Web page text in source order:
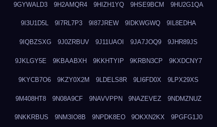
9GYWALD3 9H2AMQR4 9HIZH1YQ 9HSE9BCM 9HU2G1QA
9I3U1D5L 9I7RL7P3 9I87JREW 9IDKWGWQ 9IL8EDHA
9IQBZSXG 9J0ZRBUV 9J11UAOI 9JA7JOQ9 9JHR89JS
9JKLGY5E 9KBAABXH 9KKHTYIP 9KRBN3CP 9KXDCNY7
9KYCB7O6 9KZY0X2M 9LDELS8R 9LI6FD0X 9LPX29XS
9M408HT8 9N08A9CF 9NAVVPPN 9NAZEVEZ 9NDMZNUZ
9NKKRBUS 9NM3IO8B 9NPDK8EO 9OKXN2KX 9PGFG1J0